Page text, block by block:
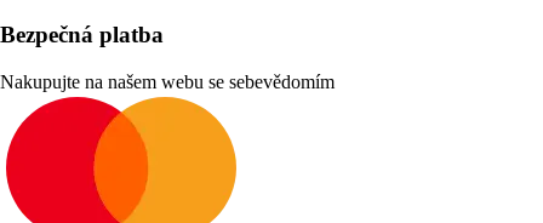
Bezpečná platba
Nakupujte na našem webu se sebevědomím